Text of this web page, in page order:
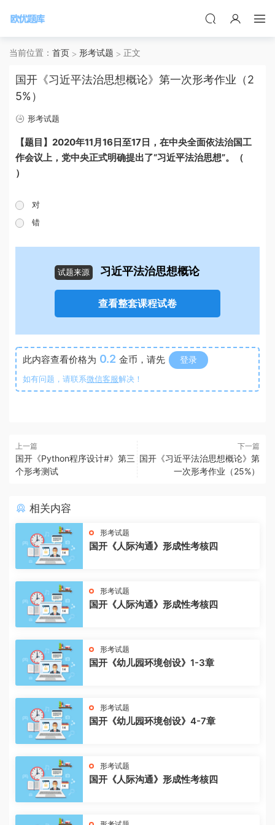
当前位置： 首页 形考试题 正文
国开《习近平法治思想概论》第一次形考作业（2
5%）
形考试题
【题目】2020年11月16日至17日，在中央全面依法治国工
作会议上，党中央正式明确提出了“习近平法治思想”。（
）
对
错
试题来源 习近平法治思想概论
查看整套课程试卷
此内容查看价格为 0.2 金币，请先 登录
如有问题，请联系微信客服解决！
上一篇
国开《Python程序设计#》第三
个形考测试
下一篇
国开《习近平法治思想概论》第
一次形考作业（25%）
相关内容
形考试题
国开《人际沟通》形成性考核四
形考试题
国开《人际沟通》形成性考核四
形考试题
国开《幼儿园环境创设》1-3章
形考试题
国开《幼儿园环境创设》4-7章
形考试题
国开《人际沟通》形成性考核四